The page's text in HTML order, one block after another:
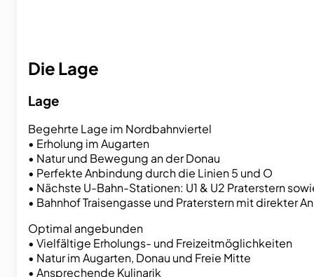
Die Lage
Lage
Begehrte Lage im Nordbahnviertel
• Erholung im Augarten
• Natur und Bewegung an der Donau
• Perfekte Anbindung durch die Linien 5 und O
• Nächste U-Bahn-Stationen: U1 & U2 Praterstern
• Bahnhof Traisengasse und Praterstern mit direkter
Optimal angebunden
• Vielfältige Erholungs- und Freizeitmöglichkeiten
• Natur im Augarten, Donau und Freie Mitte
• Ansprechende Kulinarik